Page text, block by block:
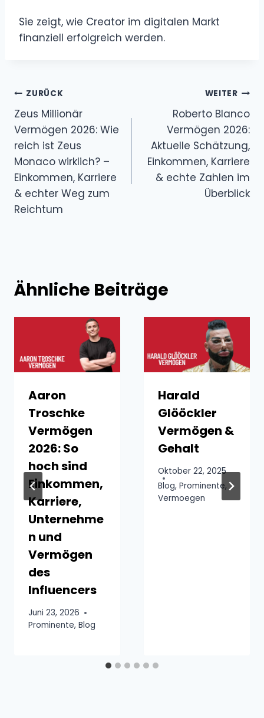
Sie zeigt, wie Creator im digitalen Markt
finanziell erfolgreich werden.
Beitragsnavigation
ZURÜCK
Zeus Millionär
Vermögen 2026: Wie
reich ist Zeus
Monaco wirklich? –
Einkommen, Karriere
& echter Weg zum
Reichtum
WEITER
Roberto Blanco
Vermögen 2026:
Aktuelle Schätzung,
Einkommen, Karriere
& echte Zahlen im
Überblick
Ähnliche Beiträge
Aaron
Troschke
Vermögen
2026: So
hoch sind
Einkommen,
Karriere,
Unternehme
n und
Vermögen
des
Influencers
Juni 23, 2026
Prominente, Blog
Harald
Glööckler
Vermögen &
Gehalt
Oktober 22, 2025
Blog, Prominente,
Vermoegen